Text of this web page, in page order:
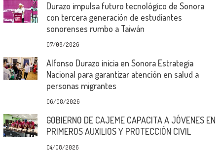
Durazo impulsa futuro tecnológico de Sonora
con tercera generación de estudiantes
sonorenses rumbo a Taiwán
07/08/2026
Alfonso Durazo inicia en Sonora Estrategia
Nacional para garantizar atención en salud a
personas migrantes
06/08/2026
GOBIERNO DE CAJEME CAPACITA A JÓVENES EN
PRIMEROS AUXILIOS Y PROTECCIÓN CIVIL
04/08/2026